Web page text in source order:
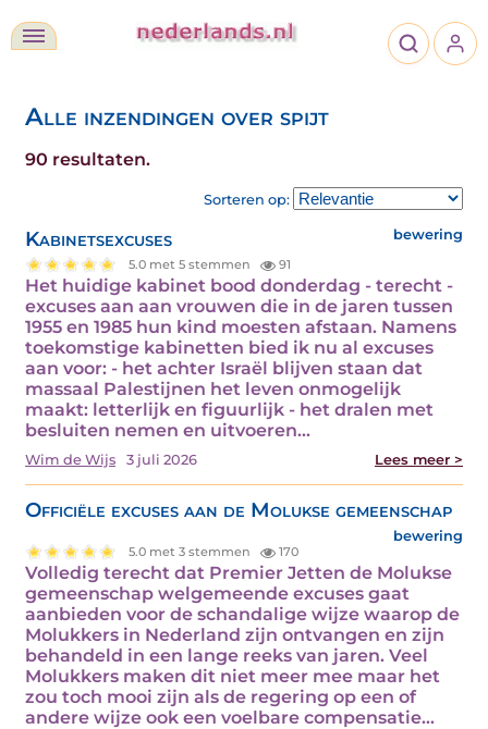
Alle inzendingen over spijt
90 resultaten.
Sorteren op:
Kabinetsexcuses bewering
5.0 met 5 stemmen 91
Het huidige kabinet bood donderdag - terecht -
excuses aan aan vrouwen die in de jaren tussen
1955 en 1985 hun kind moesten afstaan. Namens
toekomstige kabinetten bied ik nu al excuses
aan voor: - het achter Israël blijven staan dat
massaal Palestijnen het leven onmogelijk
maakt: letterlijk en figuurlijk - het dralen met
besluiten nemen en uitvoeren…
Wim de Wijs 3 juli 2026 Lees meer >
Officiële excuses aan de Molukse gemeenschap
bewering
5.0 met 3 stemmen 170
Volledig terecht dat Premier Jetten de Molukse
gemeenschap welgemeende excuses gaat
aanbieden voor de schandalige wijze waarop de
Molukkers in Nederland zijn ontvangen en zijn
behandeld in een lange reeks van jaren. Veel
Molukkers maken dit niet meer mee maar het
zou toch mooi zijn als de regering op een of
andere wijze ook een voelbare compensatie…